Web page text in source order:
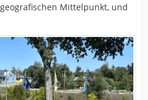
Mittelpunkt, und